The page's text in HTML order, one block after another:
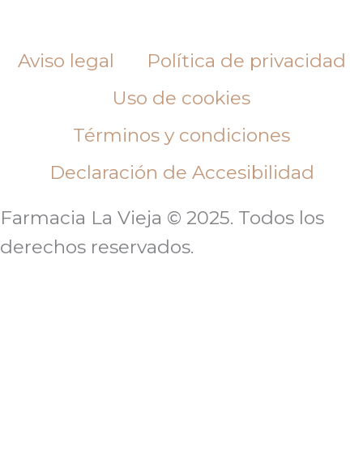
Aviso legal
Política de privacidad
Uso de cookies
Términos y condiciones
Declaración de Accesibilidad
Farmacia La Vieja © 2025. Todos los
derechos reservados.